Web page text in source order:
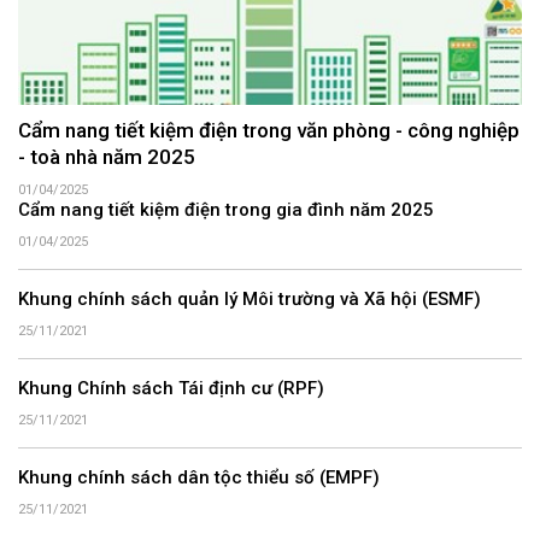
Cẩm nang tiết kiệm điện trong văn phòng - công nghiệp
- toà nhà năm 2025
01/04/2025
Cẩm nang tiết kiệm điện trong gia đình năm 2025
01/04/2025
Khung chính sách quản lý Môi trường và Xã hội (ESMF)
25/11/2021
Khung Chính sách Tái định cư (RPF)
25/11/2021
Khung chính sách dân tộc thiểu số (EMPF)
25/11/2021